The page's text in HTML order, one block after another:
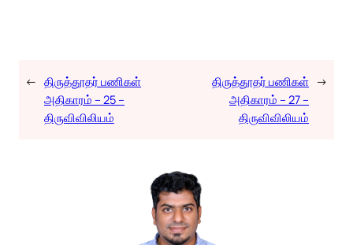
← திருத்தூதர் பணிகள்
அதிகாரம் – 25 –
திருவிவிலியம்
திருத்தூதர் பணிகள்
அதிகாரம் – 27 –
திருவிவிலியம்
→